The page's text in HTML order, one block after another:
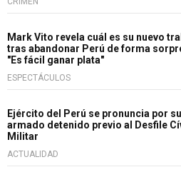
Mark Vito revela cuál es su nuevo
tras abandonar Perú de forma
"Es fácil ganar plata"
ESPECTÁCULOS
Ejército del Perú se pronuncia por
armado detenido previo al Desfile
Militar
ACTUALIDAD